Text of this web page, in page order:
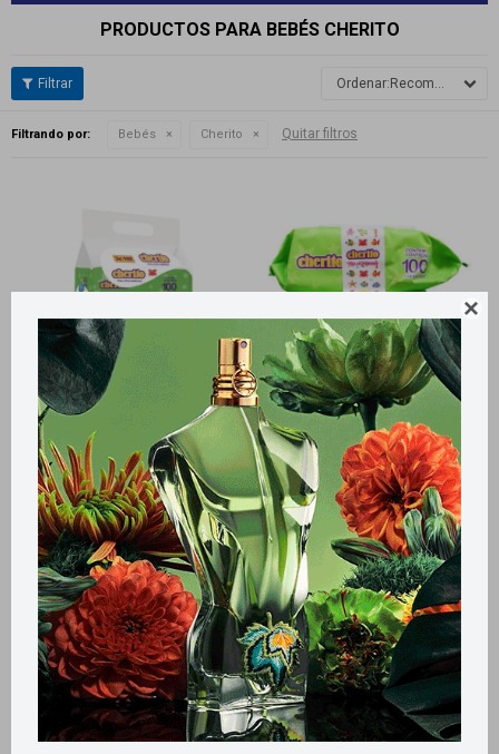

PRODUCTOS PARA BEBÉS CHERITO
Recomendados
Filtrando por: Bebés Cherito Quitar filtros
HOY
LlegaHOY
Cherito toallas húmedas x300
$ 338
LlegaHOY
LlegaHOY
Cherito Super pack toallas
húmedas x200
$ 246